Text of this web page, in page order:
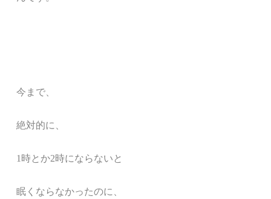
今まで、
絶対的に、
1時とか2時にならないと
眠くならなかったのに、